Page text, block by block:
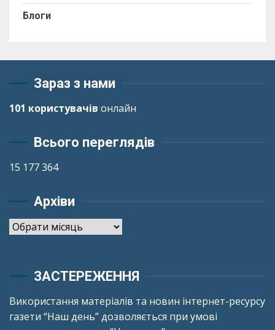
Блоги
Зараз з нами
101 користувачів онлайн
Всього переглядів
15 177 364
Архіви
Архіви
ЗАСТЕРЕЖЕННЯ
Використання матеріалів та новин інтернет-ресурсу
газети “Наш день” дозволяється при умові